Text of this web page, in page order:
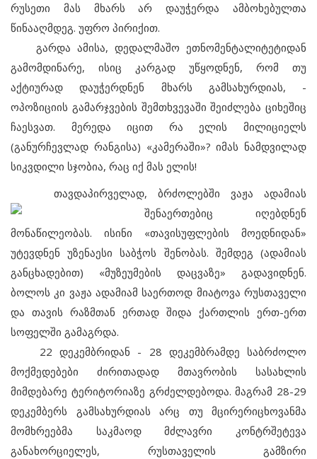
რუსეთი მას მხარს არ დაუჭერდა ამბოხებულთა
წინააღმდეგ. უფრო პირიქით.
გარდა ამისა, დედალმაშო ეთნომენტალიტეტიდან
გამომდინარე, ისიც კარგად უწყოდნენ, რომ თუ
აქტიურად დაუჭერდნენ მხარს გამსახურდიას, -
ოპოზიციის გამარჯვების შემთხვევაში შეიძლება ციხეშიც
ჩაესვათ. მერედა იცით რა ელის მილიციელს
(განურჩევლად რანგისა) «კამერაში»? იმას ნამდვილად
სიკვდილი სჯობია, რაც იქ მას ელის!
თავდაპირველად, ბრძოლებში ვაჟა ადამიას
შენაერთებიც იღებდნენ
მონაწილეობას. ისინი «თავისუფლების მოედნიდან»
უტევდნენ უზენაესი საბჭოს შენობას. შემდეგ (ადამიას
განცხადებით) «მუზეუმების დაცვაზე» გადავიდნენ.
ბოლოს კი ვაჟა ადამიამ საერთოდ მიატოვა რუსთაველი
და თავის რაზმთან ერთად შიდა ქართლის ერთ-ერთ
სოფელში გამაგრდა.
22 დეკემბრიდან - 28 დეკემბრამდე საბრძოლო
მოქმედებები ძირითადად მთავრობის სასახლის
მიმდებარე ტერიტორიაზე გრძელდებოდა. მაგრამ 28-29
დეკემბერს გამსახურდიას არც თუ მცირერიცხოვანმა
მომხრეებმა საკმაოდ მძლავრი კონტრშეტევა
განახორციელეს, რუსთაველის გამზირი